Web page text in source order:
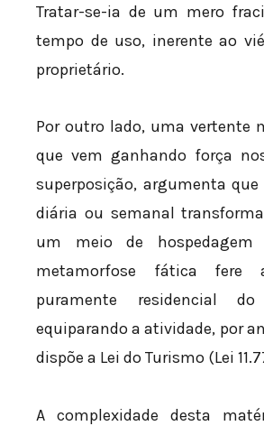
Tratar-se-ia de um mero
tempo de uso, inerente ao
proprietário.
Por outro lado, uma vertente
que vem ganhando força
superposição, argumenta
diária ou semanal
um meio de hospedagem
metamorfose fática fere
puramente residencial do
equiparando a atividade, por
dispõe a Lei do Turismo (Lei
A complexidade desta